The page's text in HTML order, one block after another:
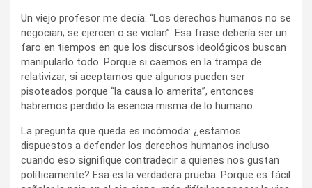
Un viejo profesor me decía: “Los derechos humanos no se
negocian; se ejercen o se violan”. Esa frase debería ser un
faro en tiempos en que los discursos ideológicos buscan
manipularlo todo. Porque si caemos en la trampa de
relativizar, si aceptamos que algunos pueden ser
pisoteados porque “la causa lo amerita”, entonces
habremos perdido la esencia misma de lo humano.
La pregunta que queda es incómoda: ¿estamos
dispuestos a defender los derechos humanos incluso
cuando eso signifique contradecir a quienes nos gustan
políticamente? Esa es la verdadera prueba. Porque es fácil